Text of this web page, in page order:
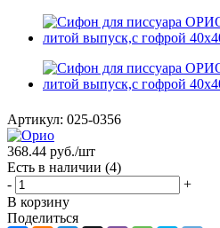
Артикул: 025-0356
368.44 руб./шт
Есть в наличии (4)
-
+
В корзину
Поделиться